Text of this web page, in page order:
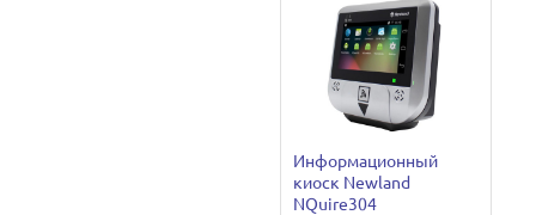
Информационный
киоск Newland
NQuire304